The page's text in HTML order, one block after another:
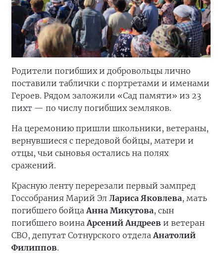
Родители погибших и добровольцы лично
поставили таблички с портретами и именами
Героев. Рядом заложили «Сад памяти» из 23
пихт — по числу погибших земляков.
На церемонию пришли школьники, ветераны,
вернувшиеся с передовой бойцы, матери и
отцы, чьи сыновья остались на полях
сражений.
Красную ленту перерезали первый зампред
Госсобрания Марий Эл Лариса Яковлева, мать
погибшего бойца Анна Микутова, сын
погибшего воина Арсений Андреев и ветеран
СВО, депутат Сотнурского отдела Анатолий
Филиппов.